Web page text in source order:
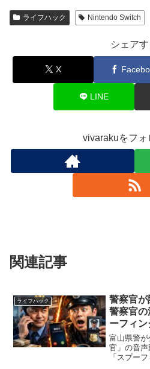
ライフハック Nintendo Switch
シェアす
X
LINE
vivarakuをフォ
関連記事
ライフハック
警察官が
警察官
ーフィン
富山県警
官」の音
「スプー